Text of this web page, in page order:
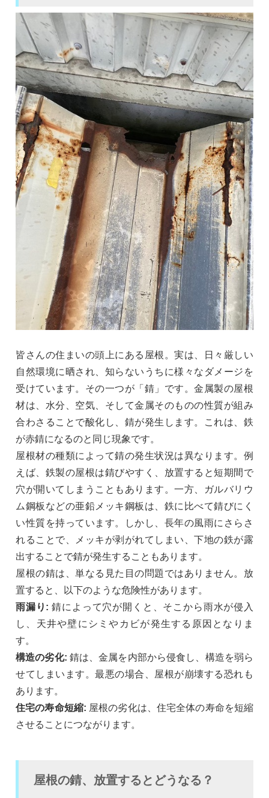
皆さんの住まいの頭上にある屋根。実は、日々厳しい
自然環境に晒され、知らないうちに様々なダメージを
受けています。その一つが「錆」です。金属製の屋根
材は、水分、空気、そして金属そのものの性質が組み
合わさることで酸化し、錆が発生します。これは、鉄
が赤錆になるのと同じ現象です。
屋根材の種類によって錆の発生状況は異なります。例
えば、鉄製の屋根は錆びやすく、放置すると短期間で
穴が開いてしまうこともあります。一方、ガルバリウ
ム鋼板などの亜鉛メッキ鋼板は、鉄に比べて錆びにく
い性質を持っています。しかし、長年の風雨にさらさ
れることで、メッキが剥がれてしまい、下地の鉄が露
出することで錆が発生することもあります。
屋根の錆は、単なる見た目の問題ではありません。放
置すると、以下のような危険性があります。
雨漏り: 錆によって穴が開くと、そこから雨水が侵入
し、天井や壁にシミやカビが発生する原因となりま
す。
構造の劣化: 錆は、金属を内部から侵食し、構造を弱ら
せてしまいます。最悪の場合、屋根が崩壊する恐れも
あります。
住宅の寿命短縮: 屋根の劣化は、住宅全体の寿命を短縮
させることにつながります。
屋根の錆、放置するとどうなる？